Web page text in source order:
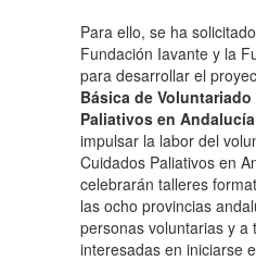
Para ello, se ha
Fundación Iavante y la
para desarrollar el
Básica de
Paliativos en
impulsar la labor del
Cuidados Paliativos en
celebrarán talleres
las ocho provincias
personas voluntarias y a
interesadas en iniciarse